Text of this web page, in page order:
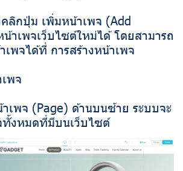
ลิกปุ่ม เพิ่มหน้าเพจ (Add
าเพจเว็บไซต์ใหม่ได้ โดยสามารถ
เพจได้ที่ การสร้างหน้าเพจ
พจ
เพจ (Page) ด้านบนซ้าย ระบบจะ
ทั้งหมดที่มีบนเว็บไซต์